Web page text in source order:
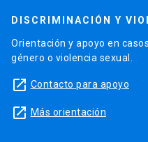
DISCRIMINACIÓN Y
Orientación y apoyo en
género o violencia sexual.
launch Contacto para apoyo
launch Más orientación